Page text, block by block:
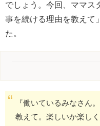
でしょう。今回、ママス
事を続ける理由を教えて
た。
『働いているみなさん
教えて。楽しいか楽し